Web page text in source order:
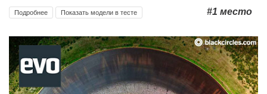
Подробнее Показать модели в тесте #1 место